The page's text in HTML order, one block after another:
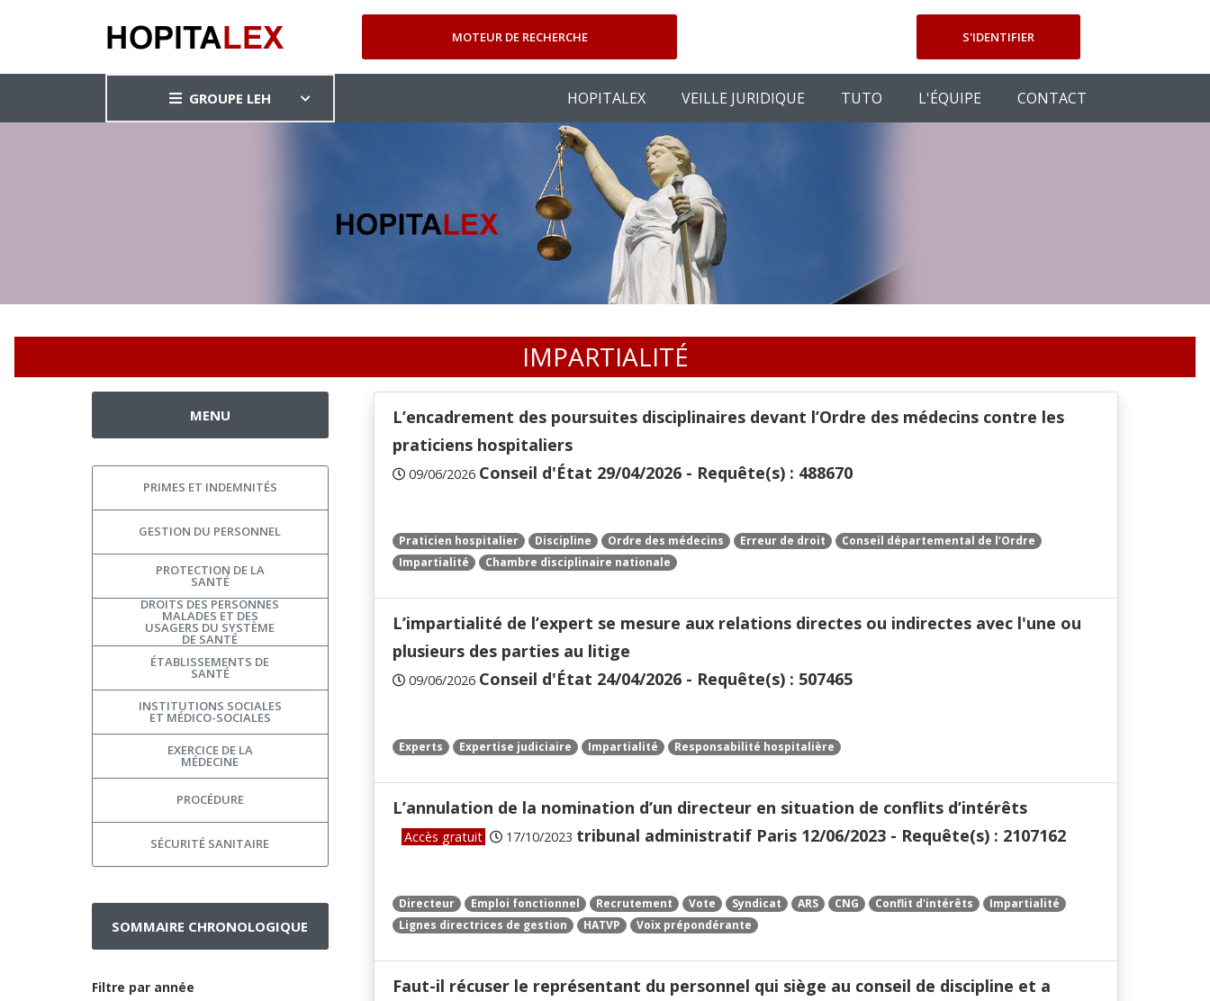
MOTEUR DE RECHERCHE S'IDENTIFIER
GROUPE LEH HOPITALEX VEILLE JURIDIQUE TUTO L'ÉQUIPE CONTACT
IMPARTIALITÉ
L’encadrement des poursuites disciplinaires devant l’Ordre des médecins contre les
praticiens hospitaliers
09/06/2026 Conseil d'État 29/04/2026 - Requête(s) : 488670
Praticien hospitalier Discipline Ordre des médecins Erreur de droit
Conseil départemental de l’Ordre
Impartialité
Chambre disciplinaire nationale
L’impartialité de l’expert se mesure aux relations directes ou indirectes avec l'une ou
plusieurs des parties au litige
09/06/2026 Conseil d'État 24/04/2026 - Requête(s) : 507465
Experts Expertise judiciaire Impartialité Responsabilité hospitalière
L’annulation de la nomination d’un directeur en situation de conflits d’intérêts
Accès gratuit 17/10/2023 tribunal administratif Paris 12/06/2023 - Requête(s) : 2107162
Directeur Emploi fonctionnel Recrutement Vote Syndicat ARS CNG Conflit d'intérêts
Impartialité
Lignes directrices de gestion
HATVP Voix prépondérante
Faut-il récuser le représentant du personnel qui siège au conseil de discipline et a
MENU
PRIMES ET INDEMNITÉS
GESTION DU PERSONNEL
PROTECTION DE LA
SANTÉ
DROITS DES PERSONNES
MALADES ET DES
USAGERS DU SYSTÈME
DE SANTÉ
ÉTABLISSEMENTS DE
SANTÉ
INSTITUTIONS SOCIALES
ET MÉDICO-SOCIALES
EXERCICE DE LA
MÉDECINE
PROCÉDURE
SÉCURITÉ SANITAIRE
SOMMAIRE CHRONOLOGIQUE
Filtre par année